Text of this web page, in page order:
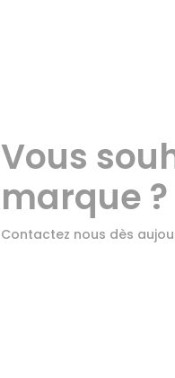
Vous
marque ?
Contactez nous dès